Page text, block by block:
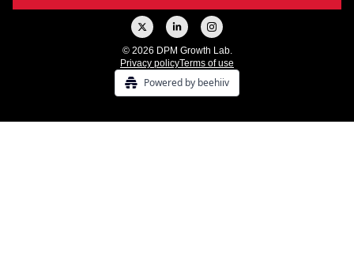
© 2026 DPM Growth Lab.
Privacy policyTerms of use
Powered by beehiiv